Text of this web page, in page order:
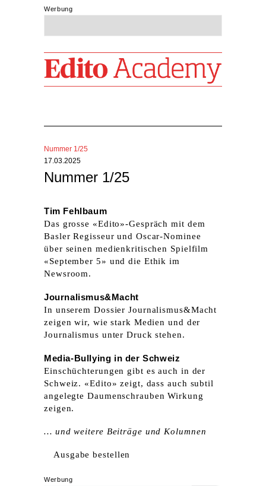
Werbung
Nummer 1/25
17.03.2025
Nummer 1/25
Tim Fehlbaum
Das grosse «Edito»-Gespräch mit dem
Basler Regisseur und Oscar-Nominee
über seinen medienkritischen Spielfilm
«September 5» und die Ethik im
Newsroom.
Journalismus&Macht
In unserem Dossier Journalismus&Macht
zeigen wir, wie stark Medien und der
Journalismus unter Druck stehen.
Media-Bullying in der Schweiz
Einschüchterungen gibt es auch in der
Schweiz. «Edito» zeigt, dass auch subtil
angelegte Daumenschrauben Wirkung
zeigen.
… und weitere Beiträge und Kolumnen
Ausgabe bestellen
Werbung